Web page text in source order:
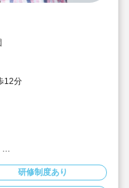
12分
研修制度あり